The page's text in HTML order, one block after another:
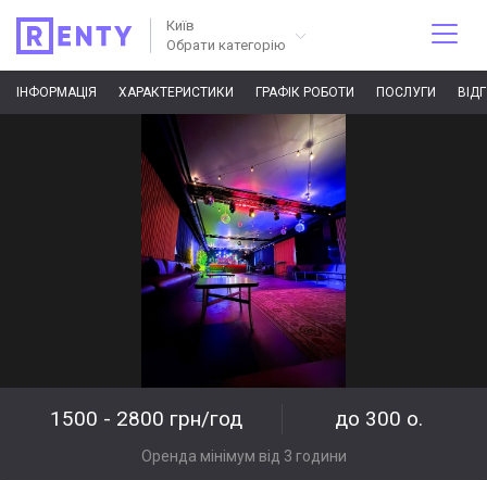
Київ
Обрати категорію
ІНФОРМАЦІЯ ХАРАКТЕРИСТИКИ ГРАФІК РОБОТИ ПОСЛУГИ
1500 - 2800 грн/год до 300 о.
Оренда мінімум від 3 години